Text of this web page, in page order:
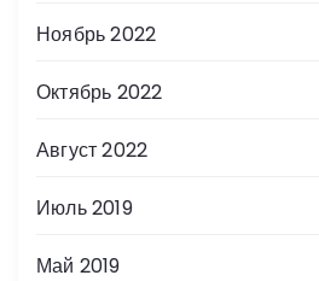
Ноябрь 2022
Октябрь 2022
Август 2022
Июль 2019
Май 2019